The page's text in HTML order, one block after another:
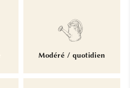
Modéré / quotidien